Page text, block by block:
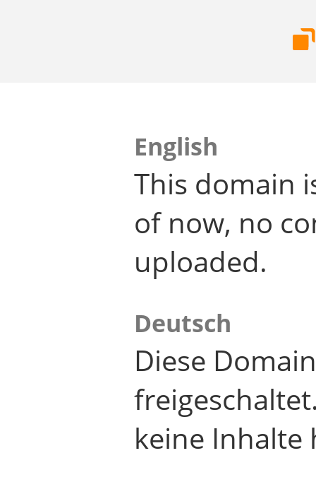
English
This domain
of now, no
uploaded.
Deutsch
Diese
keine Inhalte